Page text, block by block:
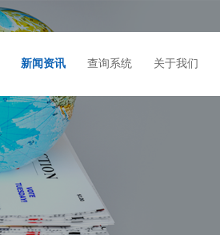
新闻资讯 查询系统 关于我们